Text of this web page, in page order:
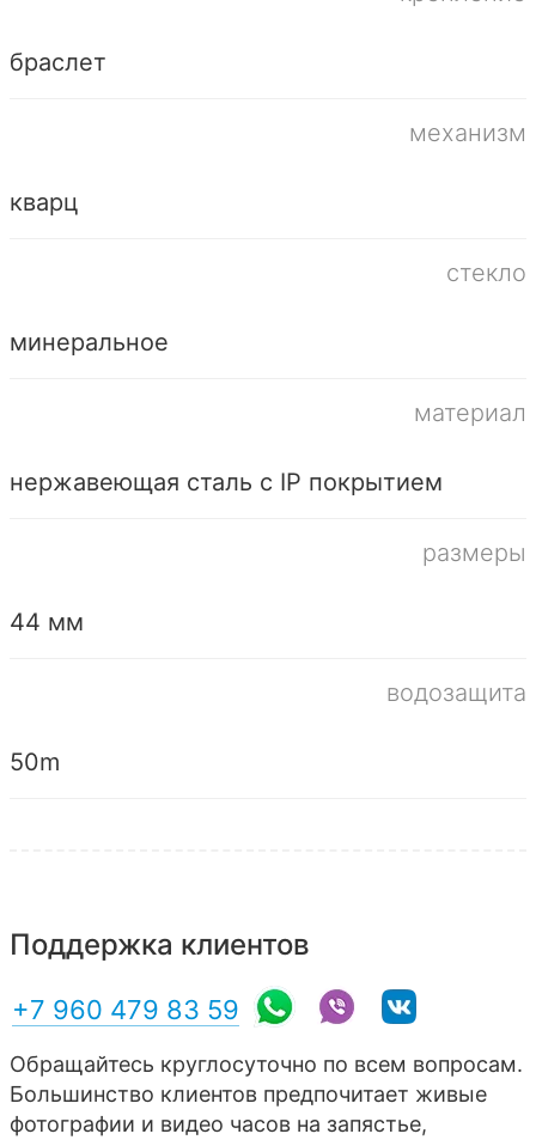
браслет
механизм
кварц
стекло
минеральное
материал
нержавеющая сталь с IP покрытием
размеры
44 мм
водозащита
50m
Поддержка клиентов
+7 960 479 83 59
Обращайтесь круглосуточно по всем вопросам.
Большинство клиентов предпочитает живые
фотографии и видео часов на запястье,